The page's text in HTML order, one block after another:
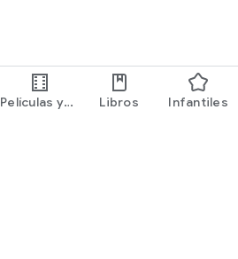
Películas y
Libros Infantiles